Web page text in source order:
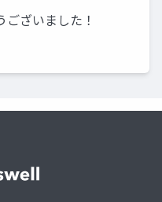
ございました！